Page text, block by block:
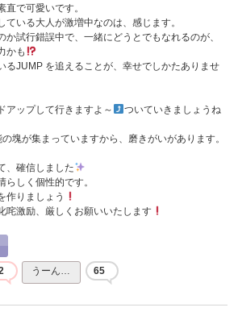
直で可愛いです。
ている大人が激増中なのは、感じます。
か試行錯誤中で、一緒にどうとでもなれるのが、
かも
るJUMP を追えることが、幸せでしかたありませ
アップして行きますよ～
ついていきましょうね
塊が集まっていますから、磨きがいがあります。
、確信しました
らしく個性的です。
作りましょう
咤激励、厳しくお願いいたします
うーん… 65